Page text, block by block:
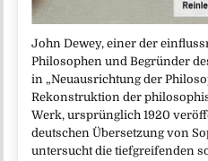
John Dewey, einer der
Philosophen und Begründer
in „Neuausrichtung der
Rekonstruktion der
Werk, ursprünglich 1920
deutschen Übersetzung von
untersucht die tiefgreifenden